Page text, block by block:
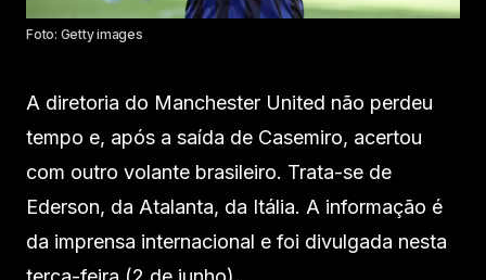
Foto: Getty images
A diretoria do Manchester United não perdeu
tempo e, após a saída de Casemiro, acertou
com outro volante brasileiro. Trata-se de
Ederson, da Atalanta, da Itália. A informação é
da imprensa internacional e foi divulgada nesta